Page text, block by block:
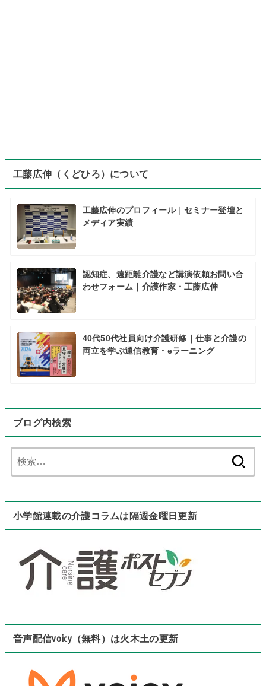
工藤広伸（くどひろ）について
工藤広伸のプロフィール｜セミナー登壇と
メディア実績
認知症、遠距離介護など講演依頼お問い合
わせフォーム｜介護作家・工藤広伸
40代50代社員向け介護研修｜仕事と介護の
両立を学ぶ通信教育・eラーニング
ブログ内検索
索:
小学館連載の介護コラムは隔週金曜日更新
音声配信voicy（無料）は火木土の更新